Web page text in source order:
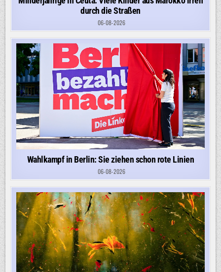
durch die Straßen
06-08-2026
Wahlkampf in Berlin: Sie ziehen schon rote Linien
06-08-2026